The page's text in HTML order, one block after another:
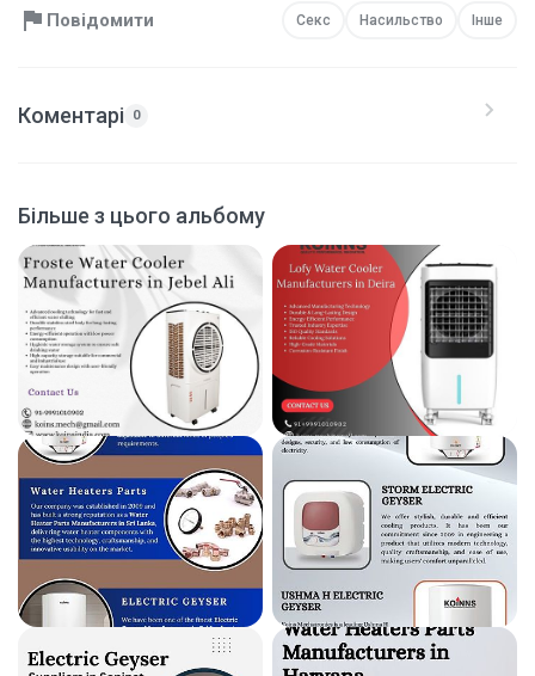
Повідомити Секс Насильство Інше
Коментарі 0
Більше з цього альбому